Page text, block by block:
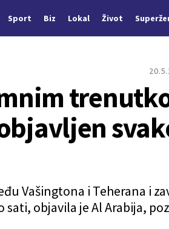
Sport Biz Lokal Život
Vašingtona i Teherana i
objavila je Al Arabija,